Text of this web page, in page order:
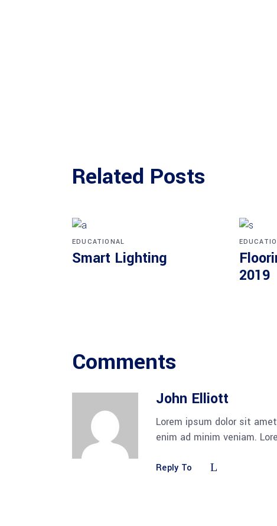
Related Posts
EDUCATIONAL
Smart Lighting
2019
Comments
John Elliott
Lorem ipsum dolor sit
enim ad minim veniam.
Reply To